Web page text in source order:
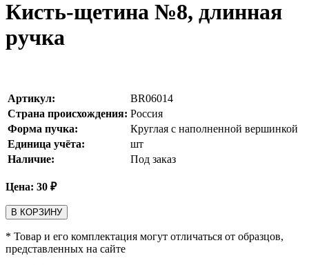
Кисть-щетина №8, длинная
ручка
Артикул:
BR06014
Страна происхождения: Россия
Форма пучка:
Круглая с наполненной вершинкой
Единица учёта:
шт
Наличие:
Под заказ
Цена: 30 ₽
В КОРЗИНУ
* Товар и его комплектация могут отличаться от образцов,
представленных на сайте